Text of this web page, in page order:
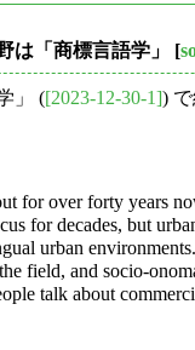
は「商標言語学」 [
」 ([2023-12-30-1])
for over forty years
for decades, but
urban
field, and socio-
talk about